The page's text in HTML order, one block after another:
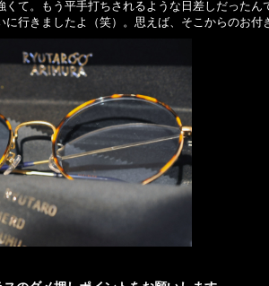
くて。もう平手打ちされるような日差しだった
に行きましたよ（笑）。思えば、そこからのお付